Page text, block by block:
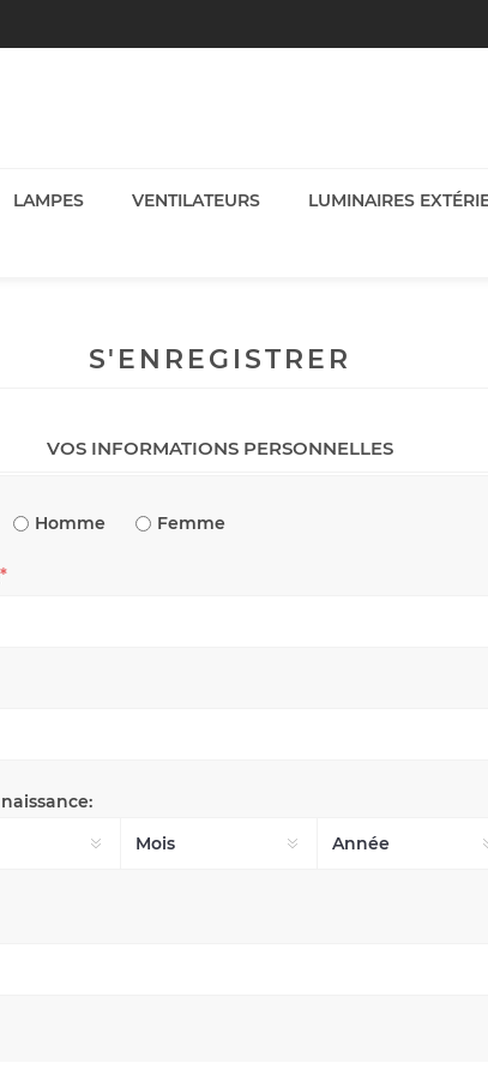
LAMPES VENTILATEURS LUMINAIRES
S'ENREGISTRER
VOS INFORMATIONS PERSONNELLES
Homme Femme
*